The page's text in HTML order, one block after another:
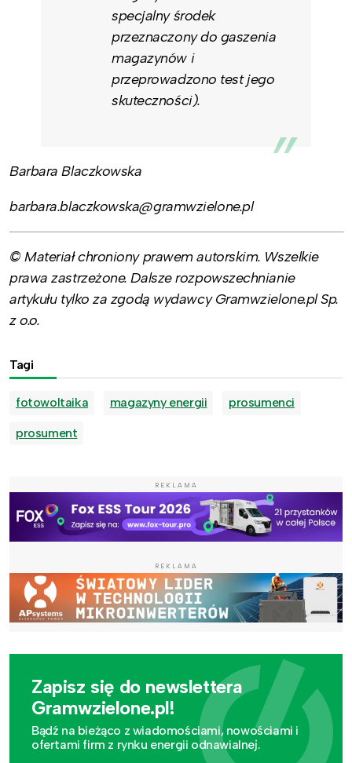
specjalny środek
przeznaczony do gaszenia
magazynów i
przeprowadzono test jego
skuteczności).
Barbara Blaczkowska
barbara.blaczkowska@gramwzielone.pl
© Materiał chroniony prawem autorskim. Wszelkie
prawa zastrzeżone. Dalsze rozpowszechnianie
artykułu tylko za zgodą wydawcy Gramwzielone.pl Sp.
z o.o.
Tagi
fotowoltaika magazyny energii prosumenci
prosument
REKLAMA
REKLAMA
Zapisz się do newslettera
Gramwzielone.pl!
Bądź na bieżąco z wiadomościami, nowościami i
ofertami firm z rynku energii odnawialnej.